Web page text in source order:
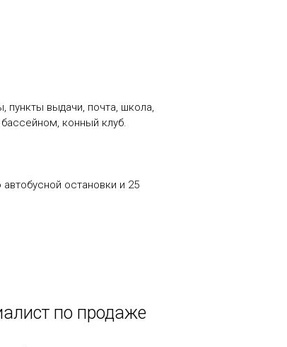
пункты выдачи, почта, школа,
конный клуб.
остановки и 25
по продаже